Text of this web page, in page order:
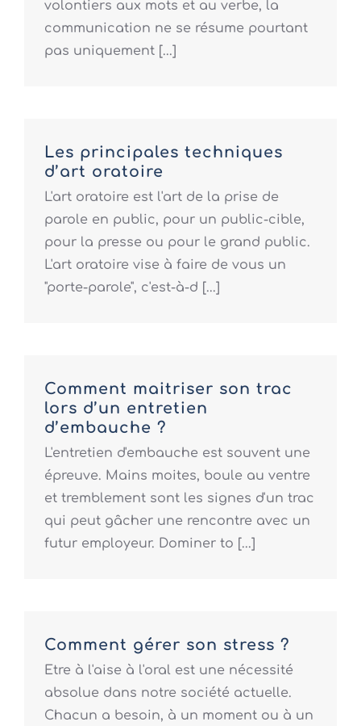
volontiers aux mots et au verbe, la
communication ne se résume pourtant
pas uniquement [...]
Les principales techniques
d’art oratoire
L'art oratoire est l'art de la prise de
parole en public, pour un public-cible,
pour la presse ou pour le grand public.
L'art oratoire vise à faire de vous un
"porte-parole", c'est-à-d [...]
Comment maitriser son trac
lors d’un entretien
d’embauche ?
L'entretien d'embauche est souvent une
épreuve. Mains moites, boule au ventre
et tremblement sont les signes d'un trac
qui peut gâcher une rencontre avec un
futur employeur. Dominer to [...]
Comment gérer son stress ?
Etre à l'aise à l'oral est une nécessité
absolue dans notre société actuelle.
Chacun a besoin, à un moment ou à un